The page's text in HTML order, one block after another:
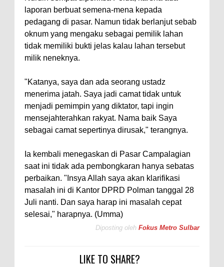
laporan berbuat semena-mena kepada
pedagang di pasar. Namun tidak berlanjut sebab
oknum yang mengaku sebagai pemilik lahan
tidak memiliki bukti jelas kalau lahan tersebut
milik neneknya.
"Katanya, saya dan ada seorang ustadz
menerima jatah. Saya jadi camat tidak untuk
menjadi pemimpin yang diktator, tapi ingin
mensejahterahkan rakyat. Nama baik Saya
sebagai camat sepertinya dirusak," terangnya.
Ia kembali menegaskan di Pasar Campalagian
saat ini tidak ada pembongkaran hanya sebatas
perbaikan. "Insya Allah saya akan klarifikasi
masalah ini di Kantor DPRD Polman tanggal 28
Juli nanti. Dan saya harap ini masalah cepat
selesai," harapnya. (Umma)
Diposting oleh Fokus Metro Sulbar
LIKE TO SHARE?